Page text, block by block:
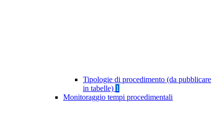
Tipologie di procedimento (da pubblicare
in tabelle) 1
Monitoraggio tempi procedimentali